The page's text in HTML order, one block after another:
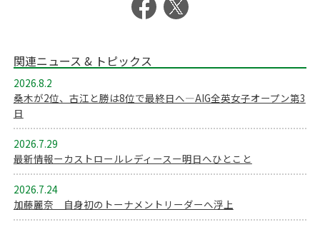
関連ニュース & トピックス
2026.8.2
桑木が2位、古江と勝は8位で最終日へ―AIG全英女子オープン第3
日
2026.7.29
最新情報ーカストロールレディースー明日へひとこと
2026.7.24
加藤麗奈 自身初のトーナメントリーダーへ浮上